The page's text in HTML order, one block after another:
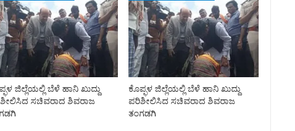
ಜಿಲ್ಲೆಯಲ್ಲಿ ಬೆಳೆ ಹಾನಿ ಖುದ್ದು
ಸಚಿವರಾದ ಶಿವರಾಜ
ಕೊಪ್ಫಳ ಜಿಲ್ಲೆಯಲ್ಲಿ ಬೆಳೆ ಹಾನಿ ಖುದ್ದು
ಪರಿಶೀಲಿಸಿದ ಸಚಿವರಾದ ಶಿವರಾಜ
ತಂಗಡಗಿ